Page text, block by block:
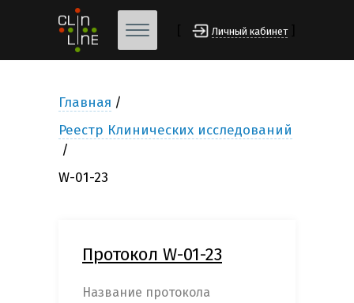
Личный кабинет
Главная
Реестр Клинических исследований
W-01-23
Протокол W-01-23
Название протокола